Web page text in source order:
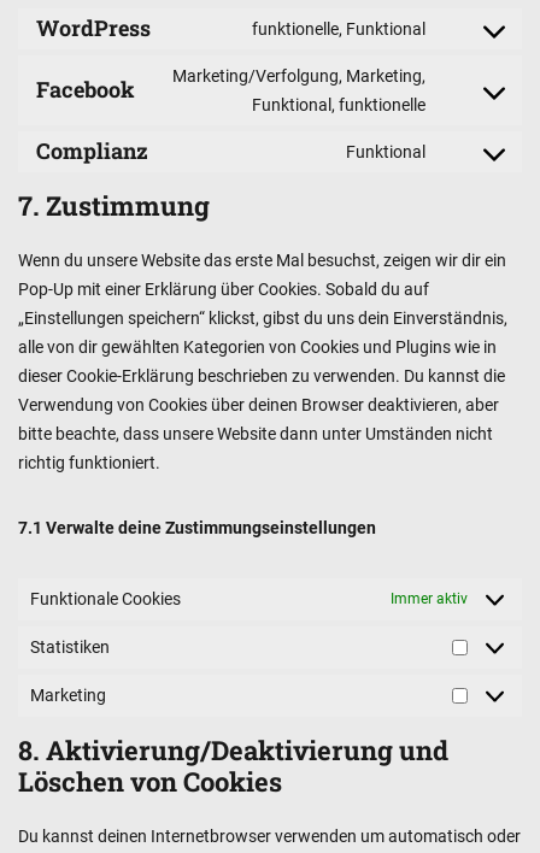
WordPress funktionelle, Funktional
Consent
service
Facebook
Marketing/Verfolgung, Marketing,
Funktional, funktionelle
Consent
service
Complianz Funktional
Consent
complianz
7. Zustimmung
Wenn du unsere Website das erste Mal besuchst, zeigen wir dir ein
Pop-Up mit einer Erklärung über Cookies. Sobald du auf
„Einstellungen speichern“ klickst, gibst du uns dein Einverständnis,
alle von dir gewählten Kategorien von Cookies und Plugins wie in
dieser Cookie-Erklärung beschrieben zu verwenden. Du kannst die
Verwendung von Cookies über deinen Browser deaktivieren, aber
bitte beachte, dass unsere Website dann unter Umständen nicht
richtig funktioniert.
7.1 Verwalte deine Zustimmungseinstellungen
Funktionale Cookies Immer aktiv
Statistiken
Marketing
8. Aktivierung/Deaktivierung und
Löschen von Cookies
Du kannst deinen Internetbrowser verwenden um automatisch oder